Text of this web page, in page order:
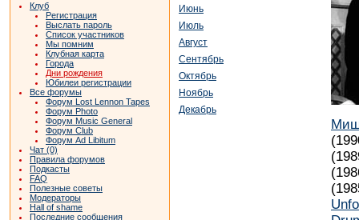
Клуб
Регистрация
Выслать пароль
Список участников
Мы помним
Клубная карта
Города
Дни рождения
Юбилеи регистрации
Все форумы
Форум Lost Lennon Tapes
Форум Photo
Форум Music General
Форум Club
Форум Ad Libitum
Чат (0)
Правила форумов
Подкасты
FAQ
Полезные советы
Модераторы
Hall of shame
Последние сообщения
Июнь
Июль
Август
Сентябрь
Октябрь
Ноябрь
Декабрь